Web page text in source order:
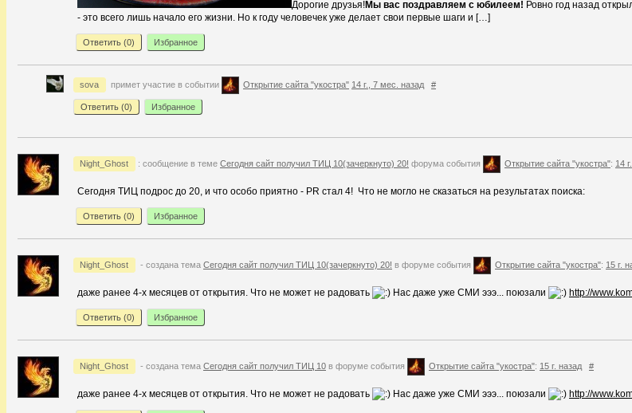
Дорогие друзья!Мы вас поздравляем с юбилеем! Ровно год назад
- это всего лишь начало его жизни. Но к году человечек уже делает свои первые шаги и […]
Ответить (0) Избранное
sova примет участие в событии Открытие сайта "укостра" 14 г., 7 мес. назад #
Ответить (0) Избранное
Night_Ghost : сообщение в теме Сегодня сайт получил ТИЦ 10(зачеркнуто) 20! форума события Открытие сайта "укостра": 14
Сегодня ТИЦ подрос до 20, и что особо приятно - PR стал 4! Что не могло не сказаться на результатах поиска:
Ответить (0) Избранное
Night_Ghost - создана тема Сегодня сайт получил ТИЦ 10(зачеркнуто) 20! в форуме события Открытие сайта "укостра": 15 г.
даже ранее 4-х месяцев от открытия. Что не может не радовать Нас даже уже СМИ эээ... поюзали http://
Ответить (0) Избранное
Night_Ghost - создана тема Сегодня сайт получил ТИЦ 10 в форуме события Открытие сайта "укостра": 15 г. назад #
даже ранее 4-х месяцев от открытия. Что не может не радовать Нас даже уже СМИ эээ... поюзали http://